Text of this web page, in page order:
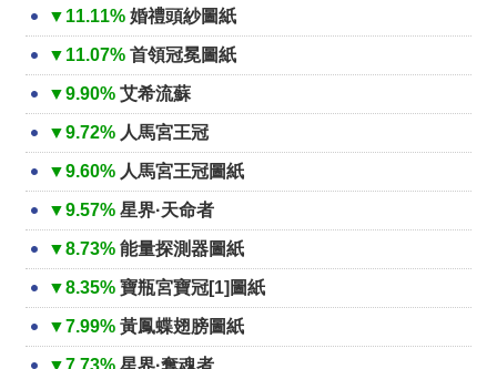
▼11.11% 婚禮頭紗圖紙
▼11.07% 首領冠冕圖紙
▼9.90% 艾希流蘇
▼9.72% 人馬宮王冠
▼9.60% 人馬宮王冠圖紙
▼9.57% 星界·天命者
▼8.73% 能量探測器圖紙
▼8.35% 寶瓶宮寶冠[1]圖紙
▼7.99% 黃鳳蝶翅膀圖紙
▼7.73% 星界·奪魂者